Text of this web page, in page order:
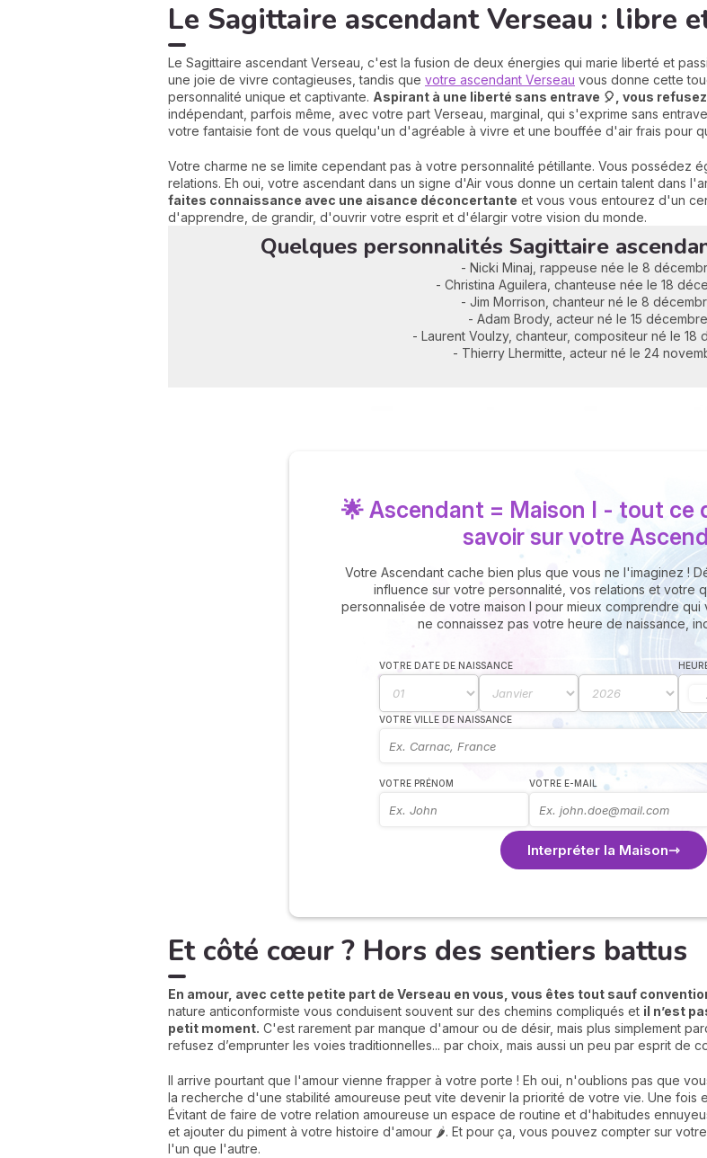
Le Sagittaire ascendant Verseau : libre
Le Sagittaire ascendant Verseau, c'est la fusion de deux énergies qui marie liberté et
une joie de vivre contagieuses, tandis que votre ascendant Verseau vous donne cette
personnalité unique et captivante. Aspirant à une liberté sans entrave 🎈, vous
indépendant, parfois même, avec votre part Verseau, marginal, qui s'exprime sans
votre fantaisie font de vous quelqu'un d'agréable à vivre et une bouffée d'air frais pour
Votre charme ne se limite cependant pas à votre personnalité pétillante. Vous possédez
relations. Eh oui, votre ascendant dans un signe d'Air vous donne un certain talent dans
faites connaissance avec une aisance déconcertante et vous vous entourez d'un
d'apprendre, de grandir, d'ouvrir votre esprit et d'élargir votre vision du monde.
Quelques personnalités Sagittaire
- Nicki Minaj, rappeuse née le 8
- Christina Aguilera, chanteuse née le 18
- Jim Morrison, chanteur né le 8
- Adam Brody, acteur né le 15
- Laurent Voulzy, chanteur, compositeur né le 18
- Thierry Lhermitte, acteur né le 24
🌟 Ascendant = Maison I - tout ce
savoir sur votre
Votre Ascendant cache bien plus que vous ne l'imaginez !
influence sur votre personnalité, vos relations et votre
personnalisée de votre maison I pour mieux comprendre qui
ne connaissez pas votre heure de naissance,
VOTRE DATE DE NAISSANCE
VOTRE VILLE DE NAISSANCE
VOTRE PRÉNOM VOTRE E-MAIL
Interpréter la Maison
Et côté cœur ? Hors des sentiers battus
En amour, avec cette petite part de Verseau en vous, vous êtes tout sauf
nature anticonformiste vous conduisent souvent sur des chemins compliqués et il n’est
petit moment. C'est rarement par manque d'amour ou de désir, mais plus simplement
refusez d’emprunter les voies traditionnelles... par choix, mais aussi un peu par esprit de
Il arrive pourtant que l'amour vienne frapper à votre porte ! Eh oui, n'oublions pas que
la recherche d'une stabilité amoureuse peut vite devenir la priorité de votre vie. Une fois
Évitant de faire de votre relation amoureuse un espace de routine et d'habitudes
et ajouter du piment à votre histoire d'amour 🌶️. Et pour ça, vous pouvez compter sur
l'un que l'autre.